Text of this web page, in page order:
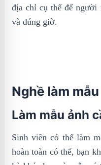
địa chỉ cụ thể để
và đúng giờ.
Nghề làm
Làm mẫu ảnh
Sinh viên có thể làm
hoàn toàn có thể, bạn